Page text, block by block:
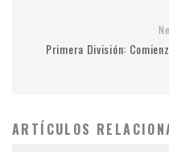
Primera División:
ARTÍCULOS